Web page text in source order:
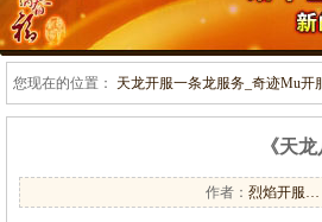
您现在的位置： 天龙开服一条龙服务_奇迹Mu开
《天
作者： 烈焰开服…